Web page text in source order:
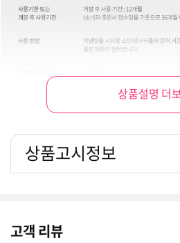
상품설명 더
상품고시정보
고객 리뷰